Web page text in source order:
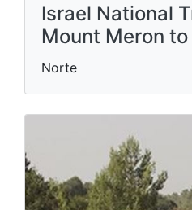
Israel National
Mount Meron
Norte